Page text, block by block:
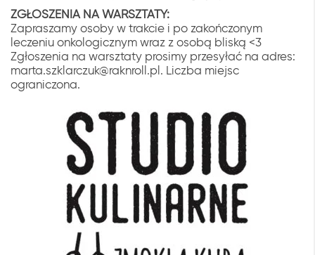
ZGŁOSZENIA NA WARSZTATY:
Zapraszamy osoby w trakcie i po zakończonym
leczeniu onkologicznym wraz z osobą bliską <3
Zgłoszenia na warsztaty prosimy przesyłać na adres:
marta.szklarczuk@raknroll.pl. Liczba miejsc
ograniczona.